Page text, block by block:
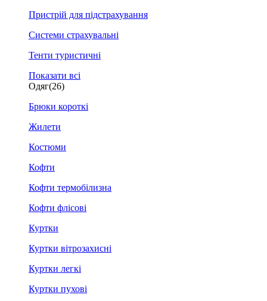
Пристрій для підстрахування
Системи страхувальні
Тенти туристичні
Показати всі
Одяг(26)
Брюки короткі
Жилети
Костюми
Кофти
Кофти термобілизна
Кофти флісові
Куртки
Куртки вітрозахисні
Куртки легкі
Куртки пухові